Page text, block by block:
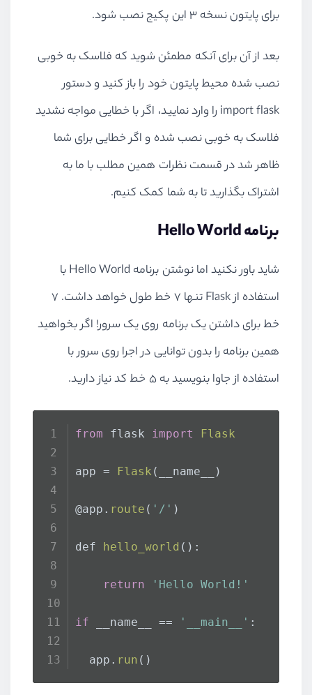
برای پایتون نسخه ۳ این پکیج نصب شود.
بعد از آن برای آنکه مطمئن شوید که فلاسک به خوبی
نصب شده محیط پایتون خود را باز کنید و دستور
import flask را وارد نمایید، اگر با خطایی مواجه نشدید
فلاسک به خوبی نصب شده و اگر خطایی برای شما
ظاهر شد در قسمت نظرات همین مطلب با ما به
اشتراک بگذارید تا به شما کمک کنیم.
برنامه Hello World
شاید باور نکنید اما نوشتن برنامه Hello World با
استفاده از Flask تنها ۷ خط طول خواهد داشت. ۷
خط برای داشتن یک برنامه روی یک سرور! اگر بخواهید
همین برنامه را بدون توانایی در اجرا روی سرور با
استفاده از جاوا بنویسید به ۵ خط کد نیاز دارید.
from flask import Flask
app = Flask (__name__)
@app. route ( '/' )
def hello_world ():
return 'Hello World!'
if __name__ == '__main__' :
  app.
run ()